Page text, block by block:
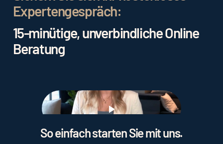
Expertengespräch:
15-minütige, unverbindliche Online
Beratung
Play
So einfach starten Sie mit uns.